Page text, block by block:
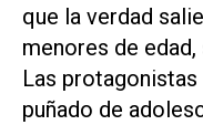
que la verdad
menores de
Las protagonistas
puñado de